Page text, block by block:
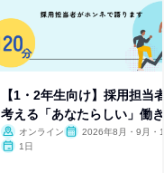
【1・2年生向け】採用担当
考える「あなたらしい」働
オンライン
2026年8月・9月・
1日